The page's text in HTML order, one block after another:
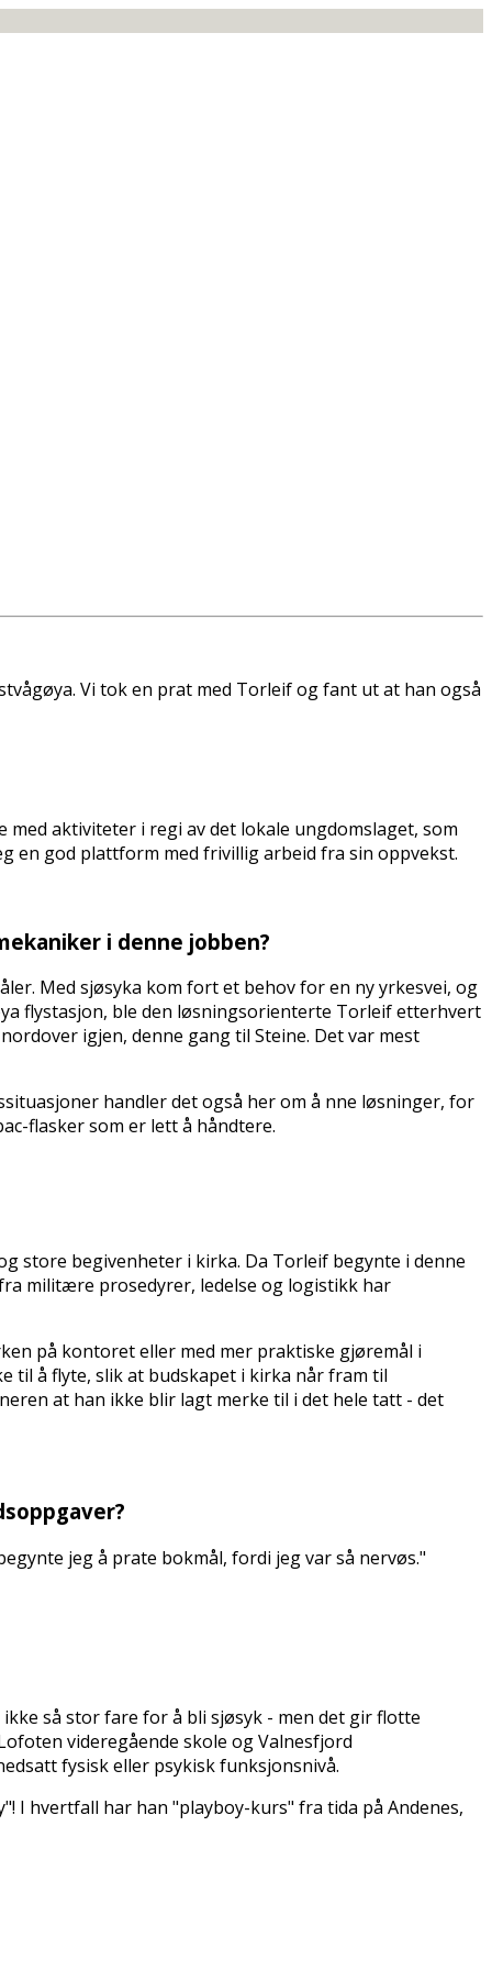
Vi tok en prat med Torleif og fant ut at han også
aktiviteter i regi av det lokale ungdomslaget, som
en god plattform med frivillig arbeid fra sin oppvekst.
i denne jobben?
Med sjøsyka kom fort et behov for en ny yrkesvei, og
flystasjon, ble den løsningsorienterte Torleif etterhvert
igjen, denne gang til Steine. Det var mest
handler det også her om å finne løsninger, for
flasker som er lett å håndtere.
store begivenheter i kirka. Da Torleif begynte i denne
militære prosedyrer, ledelse og logistikk har
på kontoret eller med mer praktiske gjøremål i
til å flyte, slik at budskapet i kirka når fram til
at han ikke blir lagt merke til i det hele tatt - det
jeg å prate bokmål, fordi jeg var så nervøs."
så stor fare for å bli sjøsyk - men det gir flotte
videregående skole og Valnesfjord
fysisk eller psykisk funksjonsnivå.
I hvertfall har han "playboy-kurs" fra tida på Andenes,